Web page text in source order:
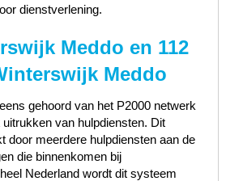
dienstverlening.
Meddo en 112
Meddo
gehoord van het P2000 netwerk
van hulpdiensten. Dit
door meerdere hulpdiensten aan de
die binnenkomen bij
Nederland wordt dit systeem